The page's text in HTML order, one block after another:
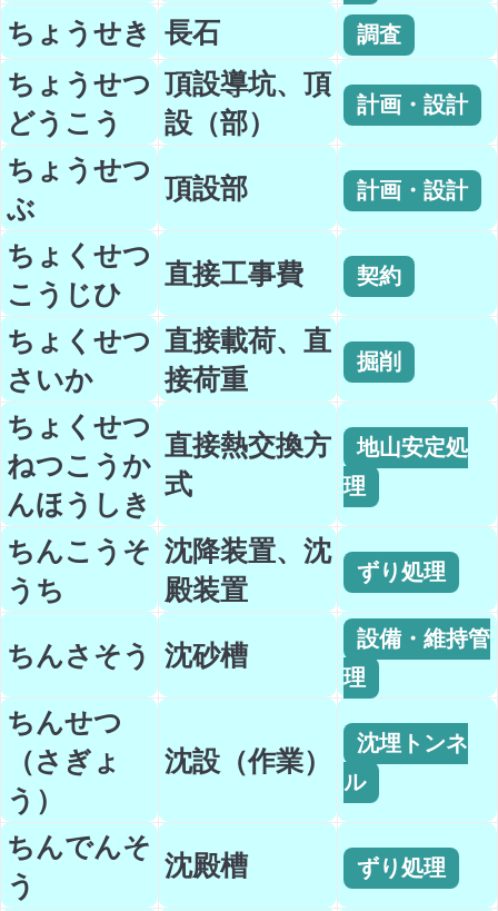
ちょうせき 長石 調査
ちょうせつ
どうこう
頂設導坑、頂
設（部）
計画・設計
ちょうせつ
ぶ
頂設部 計画・設計
ちょくせつ
こうじひ
直接工事費 契約
ちょくせつ
さいか
直接載荷、直
接荷重
掘削
ちょくせつ
ねつこうか
んほうしき
直接熱交換方
式
地山安定処
理
ちんこうそ
うち
沈降装置、沈
殿装置
ずり処理
ちんさそう 沈砂槽
設備・維持管
理
ちんせつ
（さぎょ
う）
沈設（作業）
沈埋トンネ
ル
ちんでんそ
う
沈殿槽 ずり処理